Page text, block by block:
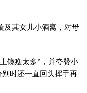
及其女儿小酒窝，对母
镜瘦太多”，并夸赞小
时还一直回头挥手再